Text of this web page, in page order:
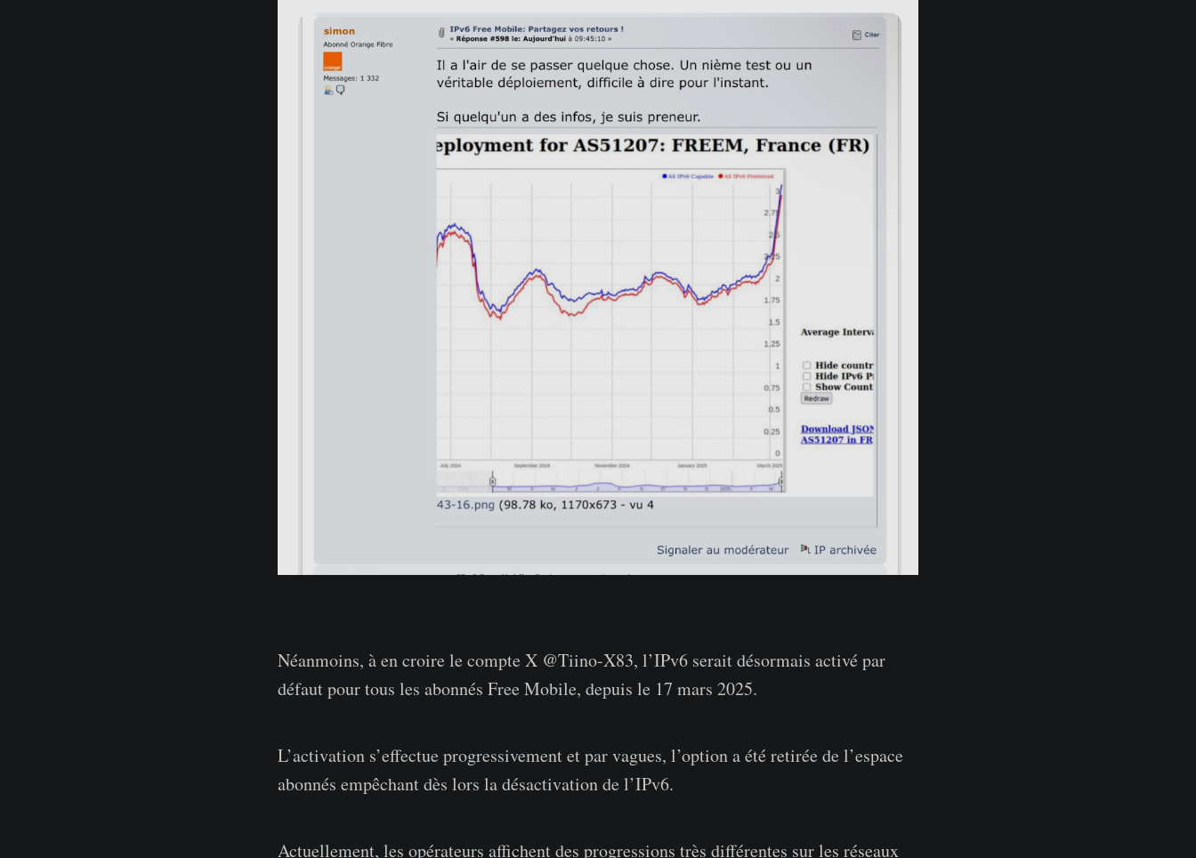
Néanmoins, à en croire le compte X @Tiino-X83, l’IPv6 serait désormais activé par
défaut pour tous les abonnés Free Mobile, depuis le 17 mars 2025.
L’activation s’effectue progressivement et par vagues, l’option a été retirée de l’espace
abonnés empêchant dès lors la désactivation de l’IPv6.
Actuellement, les opérateurs affichent des progressions très différentes sur les réseaux